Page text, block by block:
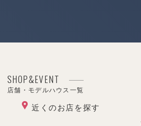
SHOP&EVENT
店舗・モデルハウス一覧
近くのお店を探す